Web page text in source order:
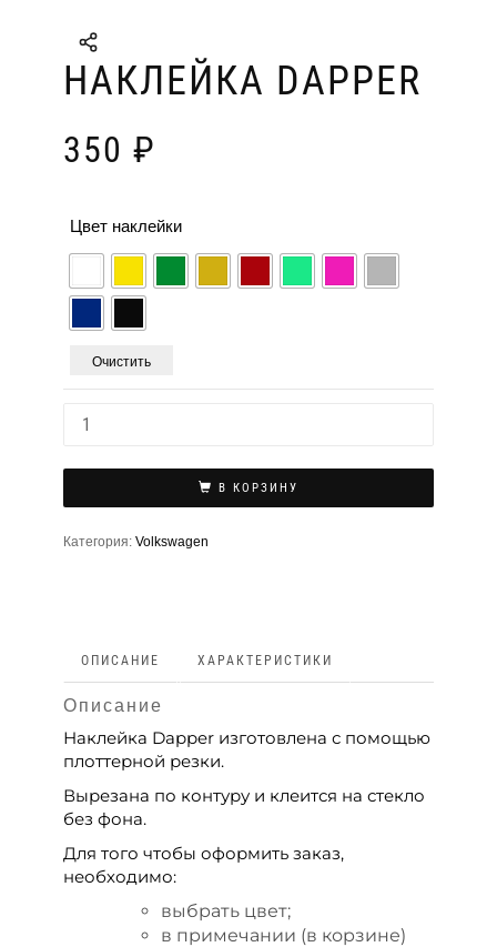
НАКЛЕЙКА DAPPER
350 ₽
Цвет наклейки
Очистить
В КОРЗИНУ
Категория: Volkswagen
ОПИСАНИЕ ХАРАКТЕРИСТИКИ
Описание
Наклейка Dapper изготовлена с помощью
плоттерной резки.
Вырезана по контуру и клеится на стекло
без фона.
Для того чтобы оформить заказ,
необходимо:
выбрать цвет;
в примечании (в корзине)